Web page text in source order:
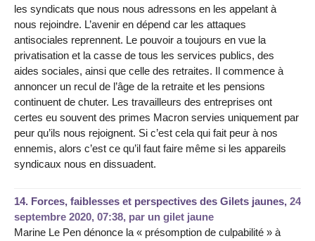
les syndicats que nous nous adressons en les appelant à
nous rejoindre. L’avenir en dépend car les attaques
antisociales reprennent. Le pouvoir a toujours en vue la
privatisation et la casse de tous les services publics, des
aides sociales, ainsi que celle des retraites. Il commence à
annoncer un recul de l’âge de la retraite et les pensions
continuent de chuter. Les travailleurs des entreprises ont
certes eu souvent des primes Macron servies uniquement par
peur qu’ils nous rejoignent. Si c’est cela qui fait peur à nos
ennemis, alors c’est ce qu’il faut faire même si les appareils
syndicaux nous en dissuadent.
14. Forces, faiblesses et perspectives des Gilets jaunes, 24
septembre 2020, 07:38, par un gilet jaune
Marine Le Pen dénonce la « présomption de culpabilité » à